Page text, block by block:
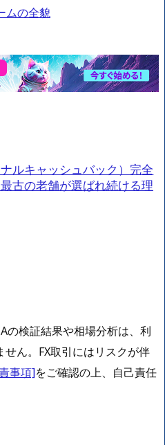
ムの全貌
ルキャッシュバック）完全
古の老舗が選ばれ続ける理
の検証結果や相場分析は、利
ん。FX取引にはリスクが伴
事項]をご確認の上、自己責任